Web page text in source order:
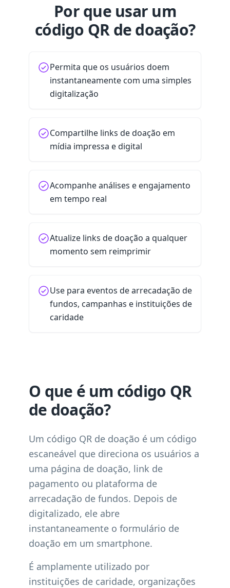
Por que usar um
código QR de doação?
Permita que os usuários doem
instantaneamente com uma simples
digitalização
Compartilhe links de doação em
mídia impressa e digital
Acompanhe análises e engajamento
em tempo real
Atualize links de doação a qualquer
momento sem reimprimir
Use para eventos de arrecadação de
fundos, campanhas e instituições de
caridade
O que é um código QR
de doação?
Um código QR de doação é um código
escaneável que direciona os usuários a
uma página de doação, link de
pagamento ou plataforma de
arrecadação de fundos. Depois de
digitalizado, ele abre
instantaneamente o formulário de
doação em um smartphone.
É amplamente utilizado por
instituições de caridade, organizações